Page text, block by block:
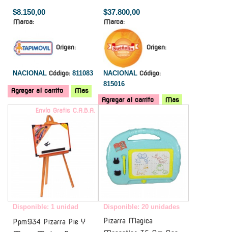
$8.150,00
Marca:
Origen:
NACIONAL Código: 811083
Agregar al carrito Mas
$37.800,00
Marca:
Origen:
NACIONAL Código:
815016
Agregar al carrito
Mas
Envío Gratis C.A.B.A.
Disponible: 1 unidad
Ppm934 Pizarra Pie Y
Disponible: 20 unidades
Pizarra Magica